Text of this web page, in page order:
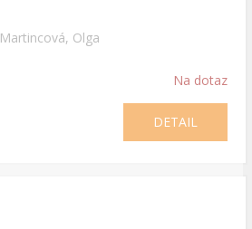
Martincová, Olga
Na dotaz
DETAIL